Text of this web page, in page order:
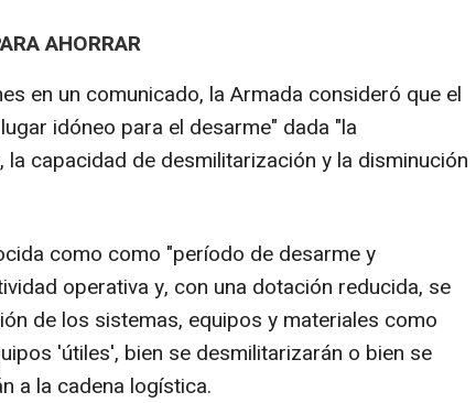
AHORRAR
en un comunicado, la Armada consideró que el
idóneo para el desarme" dada "la
la capacidad de desmilitarización y la disminución
como como "período de desarme y
operativa y, con una dotación reducida, se
de los sistemas, equipos y materiales como
'útiles', bien se desmilitarizarán o bien se
a la cadena logística.